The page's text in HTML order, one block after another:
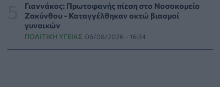
ΔΙΑΤΡΟΦΉ 07/08/2026 - 16:16
Ο ΙΣΑ συνιστά τη λήψη σχολαστικών μέτρων ατομικής
προστασίας από τον ιό του Δυτικού Νείλου
Γιαννάκος: Πρωτοφανής πίεση στο Νοσοκομείο
Ζακύνθου - Καταγγέλθηκαν οκτώ βιασμοί
γυναικών
ΠΟΛΙΤΙΚΉ ΥΓΕΊΑΣ 06/08/2026 - 16:34